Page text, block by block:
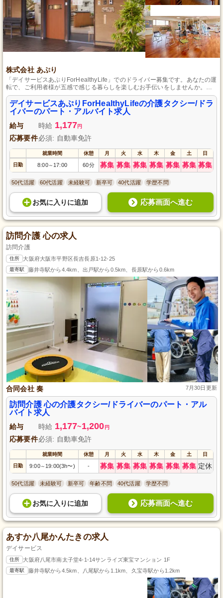
株式会社 あぷり
「デイサービスあぷりForHealthyLife」でのドライバー募集です。あなたの運
転で、ご利用者様が五感で感じる暮らしを楽しむお手伝いをしませんか。初
任者研修もあり、業務はシフト制でプライベートも充実。
デイサービスあぷりForHealthyLifeの介護タクシー/ドラ
イバーのパート・アルバイト求人
給与 時給 1,177円
応募要件必須: 自動車免許
就業時間 休憩 月 火 水 木 金 土 日
日勤 8:00～ 17:00 60分 募集 募集 募集 募集 募集 募集 募集
50代活躍 60代活躍 未経験可 新卒可 40代活躍 学歴不問
お気に入り に追加 応募画面へ進む
訪問介護 心の求人
訪問介護
住所 大阪府大阪市平野区長吉長原1-12-25
最寄駅 藤井寺駅から4.4km、出戸駅から0.5km、長原駅から0.6km
合同会社 奏 7月30日更新
訪問介護 心の介護タクシー/ドライバーのパート・アル
バイト求人
給与 時給 1,177~1,200 円
応募要件必須: 自動車免許
就業時間 休憩 月 火 水 木 金 土 日
日勤 9:00～ 19:00(3h〜) - 募集 募集 募集 募集 募集 募集 定休
50代活躍 未経験可 新卒可 年齢不問 40代活躍 学歴不問
お気に入り に追加 応募画面へ進む
あすか八尾かんたきの求人
デイサービス
住所 大阪府八尾市南太子堂4-1-14サンライズ東宝マンション 1F
最寄駅 藤井寺駅から4.5km、八尾駅から1.1km、久宝寺駅から1.2km